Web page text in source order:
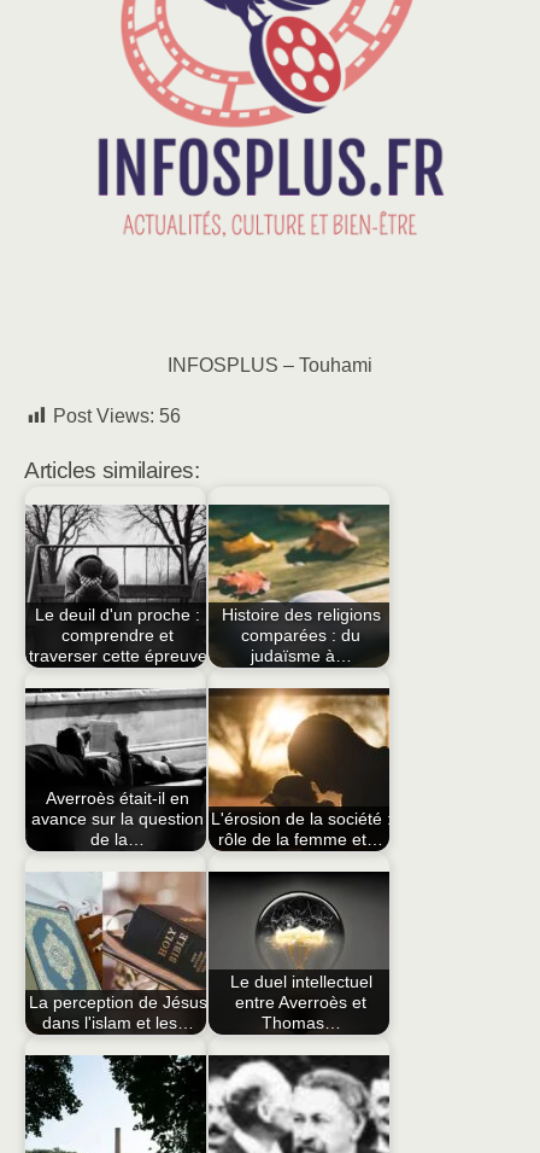
INFOSPLUS – Touhami
Post Views: 56
Articles similaires:
Le deuil d'un proche :
comprendre et
traverser cette épreuve
Histoire des religions
comparées : du
judaïsme à…
Averroès était-il en
avance sur la question
de la…
L'érosion de la société :
rôle de la femme et…
La perception de Jésus
dans l'islam et les…
Le duel intellectuel
entre Averroès et
Thomas…